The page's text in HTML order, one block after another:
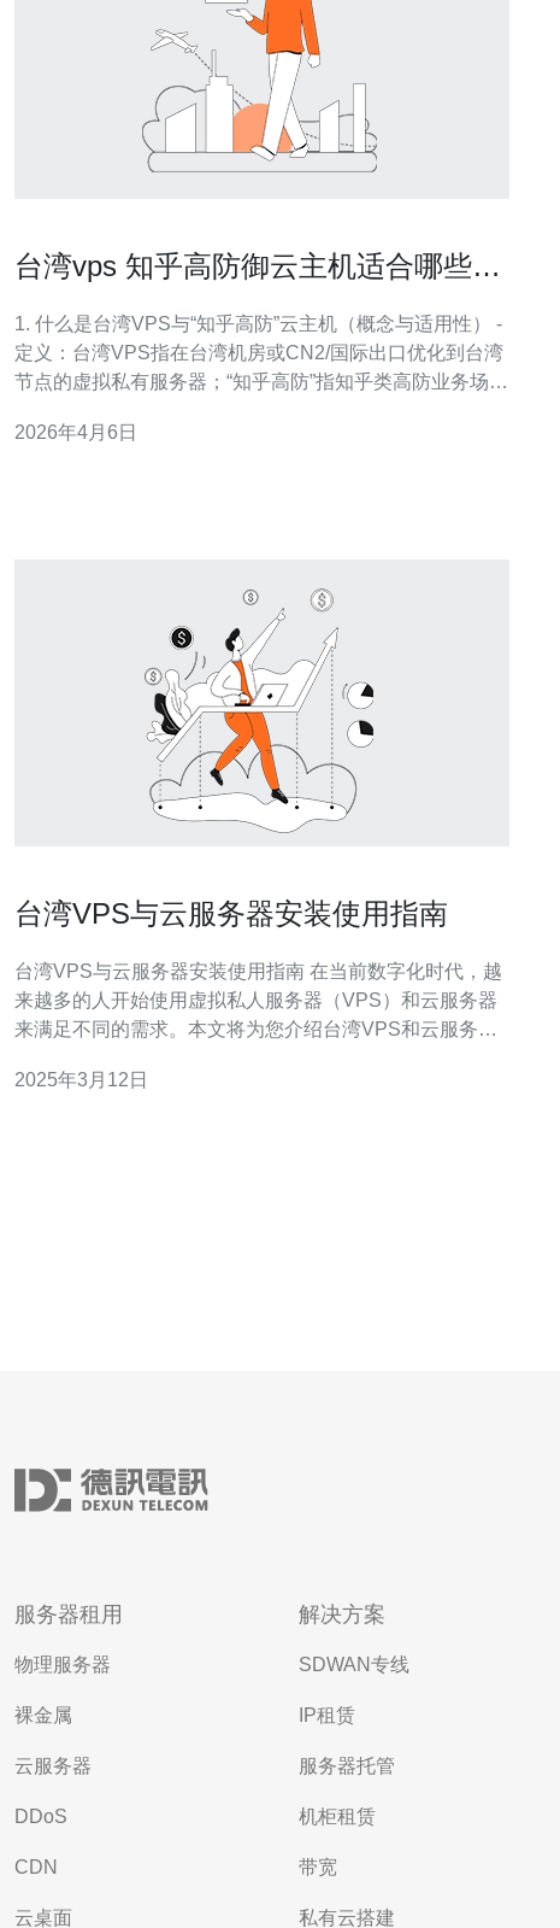
台湾vps 知乎高防御云主机适合哪些中
1. 什么是台湾VPS与“知乎高防”云主机（概念与适用性） -
定义：台湾VPS指在台湾机房或CN2/国际出口优化到台湾
节点的虚拟私有服务器；“知乎高防”指知乎类高防业务场景
企业的关键点包括：业务对台湾/东南亚延迟敏感、需要稳
2026年4月6日
台湾VPS与云服务器安装使用指南
台湾VPS与云服务器安装使用指南 在当前数字化时代，越
来越多的人开始使用虚拟私人服务器（VPS）和云服务器
来满足不同的需求。本文将为您介绍台湾VPS和云服务器
VPS是一种基于虚拟化技术的服务器，具有较高的稳定性
2025年3月12日
服务器租用
物理服务器
裸金属
云服务器
DDoS
CDN
云桌面
解决方案
SDWAN专线
IP租赁
服务器托管
机柜租赁
带宽
私有云搭建